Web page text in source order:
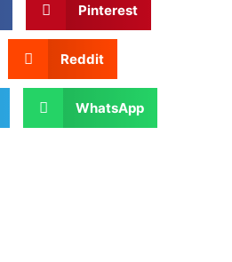
Pinterest
Reddit
WhatsApp